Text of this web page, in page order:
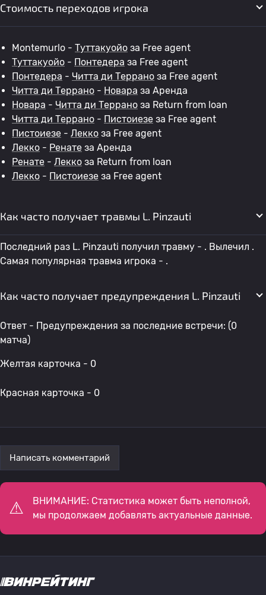
Стоимость переходов игрока
Montemurlo - Туттакуойо за Free agent
Туттакуойо - Понтедера за Free agent
Понтедера - Читта ди Террано за Free agent
Читта ди Террано - Новара за Аренда
Новара - Читта ди Террано за Return from loan
Читта ди Террано - Пистоиезе за Free agent
Пистоиезе - Лекко за Free agent
Лекко - Ренате за Аренда
Ренате - Лекко за Return from loan
Лекко - Пистоиезе за Free agent
Как часто получает травмы L. Pinzauti
Последний раз L. Pinzauti получил травму - . Вылечил .
Самая популярная травма игрока - .
Как часто получает предупреждения L. Pinzauti
Ответ - Предупреждения за последние встречи: (0
матча)
Желтая карточка - 0
Красная карточка - 0
Написать комментарий
ВНИМАНИЕ: Статистика может быть неполной,
мы продолжаем добавлять актуальные данные.